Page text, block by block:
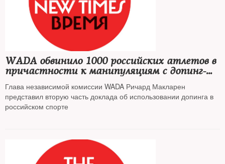
WADA обвинило 1000 российских атлетов в
причастности к манипуляциям с допинг-
пробами
Глава независимой комиссии WADA Ричард Макларен
представил вторую часть доклада об использовании допинга в
российском спорте